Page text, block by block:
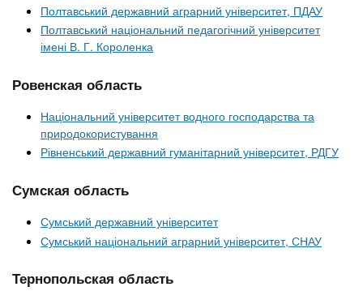
Полтавський державний аграрний університет, ПДАУ
Полтавський національний педагогічний університет
імені В. Г. Короленка
Ровенская область
Національний університет водного господарства та
природокористування
Рівненський державний гуманітарний університет, РДГУ
Сумская область
Сумський державний університет
Сумський національний аграрний університет, СНАУ
Тернопольская область